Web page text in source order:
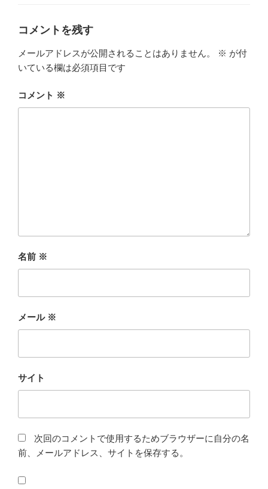
ー
コメントを残す
メールアドレスが公開されることはありません。 ※ が付
いている欄は必須項目です
コメント ※
名前 ※
メール ※
サイト
次回のコメントで使用するためブラウザーに自分の名
前、メールアドレス、サイトを保存する。